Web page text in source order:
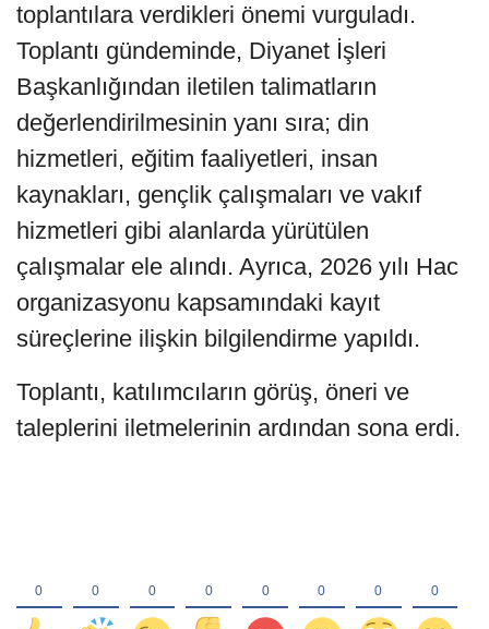
toplantılara verdikleri önemi vurguladı.
Toplantı gündeminde, Diyanet İşleri
Başkanlığından iletilen talimatların
değerlendirilmesinin yanı sıra; din
hizmetleri, eğitim faaliyetleri, insan
kaynakları, gençlik çalışmaları ve vakıf
hizmetleri gibi alanlarda yürütülen
çalışmalar ele alındı. Ayrıca, 2026 yılı Hac
organizasyonu kapsamındaki kayıt
süreçlerine ilişkin bilgilendirme yapıldı.
Toplantı, katılımcıların görüş, öneri ve
taleplerini iletmelerinin ardından sona erdi.